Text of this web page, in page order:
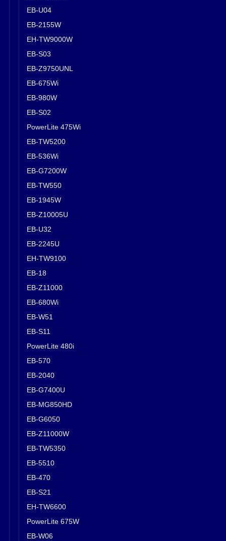
EB-U04
EB-2155W
EH-TW9000W
EB-S03
EB-Z9750UNL
EB-675Wi
EB-980W
EB-S02
PowerLite 475Wi
EB-TW5200
EB-536Wi
EB-G7200W
EB-TW550
EB-1945W
EB-Z10005U
EB-U32
EB-2245U
EH-TW9100
EB-18
EB-Z11000
EB-680Wi
EB-W51
EB-S11
PowerLite 480i
EB-570
EB-2040
EB-G7400U
EB-MG850HD
EB-G6050
EB-Z11000W
EB-TW5350
EB-5510
EB-470
EB-S21
EH-TW6600
PowerLite 675W
EB-W06